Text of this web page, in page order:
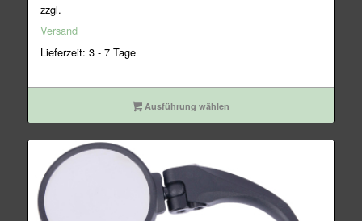
zzgl.
Versand
Lieferzeit: 3 - 7 Tage
Ausführung wählen